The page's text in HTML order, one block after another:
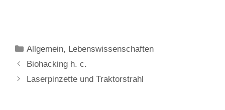
Kategorien
Allgemein, Lebenswissenschaften
Biohacking h. c.
Laserpinzette und Traktorstrahl